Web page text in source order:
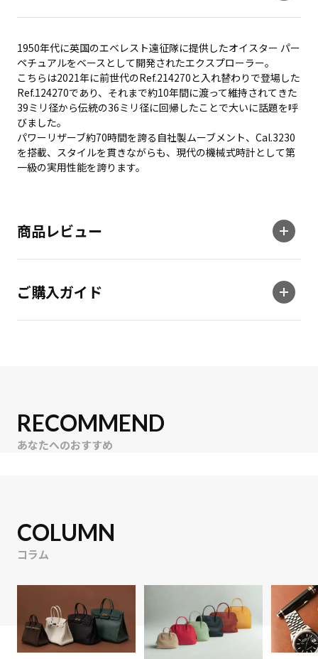
1950年代に英国のエベレスト遠征隊に提供したオイスター パー
ペチュアルをベースとして開発されたエクスプローラー。
こちらは2021年に前世代のRef.214270と入れ替わりで登場した
Ref.124270であり、それまで約10年間に渡って維持されてきた
39ミリ径から伝統の36ミリ径に回帰したことで大いに話題を呼
びました。
パワーリザーブ約70時間を誇る自社製ムーブメント、Cal.3230
を搭載、スタイルを貫きながらも、現代の機械式時計として第
一級の実用性能を誇ります。
商品レビュー
ご購入ガイド
RECOMMEND
あなたへのおすすめ
COLUMN
コラム